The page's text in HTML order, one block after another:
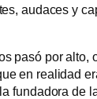
audaces y
pasó por alto,
en realidad
fundadora de